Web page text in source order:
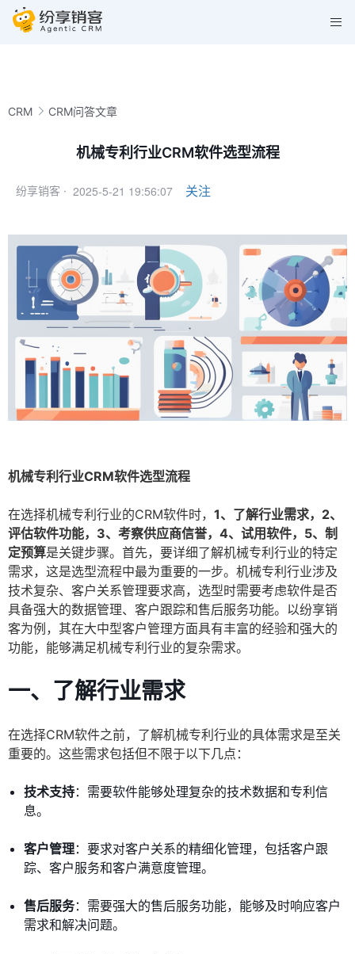
CRM CRM问答文章
机械专利行业CRM软件选型流程
纷享销客 · 2025-5-21 19:56:07 关注
机械专利行业CRM软件选型流程
在选择机械专利行业的CRM软件时， 1、了解行业需求，2、
评估软件功能，3、考察供应商信誉，4、试用软件，5、制
定预算是关键步骤。首先，要详细了解机械专利行业的特定
需求，这是选型流程中最为重要的一步。机械专利行业涉及
技术复杂、客户关系管理要求高，选型时需要考虑软件是否
具备强大的数据管理、客户跟踪和售后服务功能。以纷享销
客为例，其在大中型客户管理方面具有丰富的经验和强大的
功能，能够满足机械专利行业的复杂需求。
一、了解行业需求
在选择CRM软件之前，了解机械专利行业的具体需求是至关
重要的。这些需求包括但不限于以下几点：
技术支持：需要软件能够处理复杂的技术数据和专利信
息。
客户管理：要求对客户关系的精细化管理，包括客户跟
踪、客户服务和客户满意度管理。
售后服务：需要强大的售后服务功能，能够及时响应客户
需求和解决问题。